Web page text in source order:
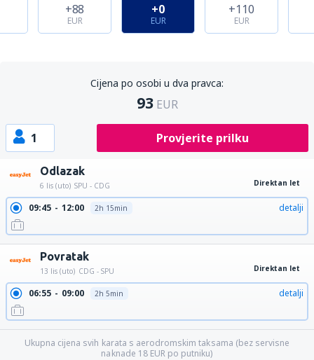
+88
EUR
+0
EUR
+110
EUR
Cijena po osobi u dva pravca:
93 EUR
1 Provjerite prilku
Odlazak
6 lis (uto) SPU - CDG Direktan let
09:45 12:00 2h 15min detalji
Povratak
13 lis (uto) CDG - SPU Direktan let
06:55 09:00 2h 5min detalji
Ukupna cijena svih karata s aerodromskim taksama (bez servisne
naknade 18 EUR po putniku)